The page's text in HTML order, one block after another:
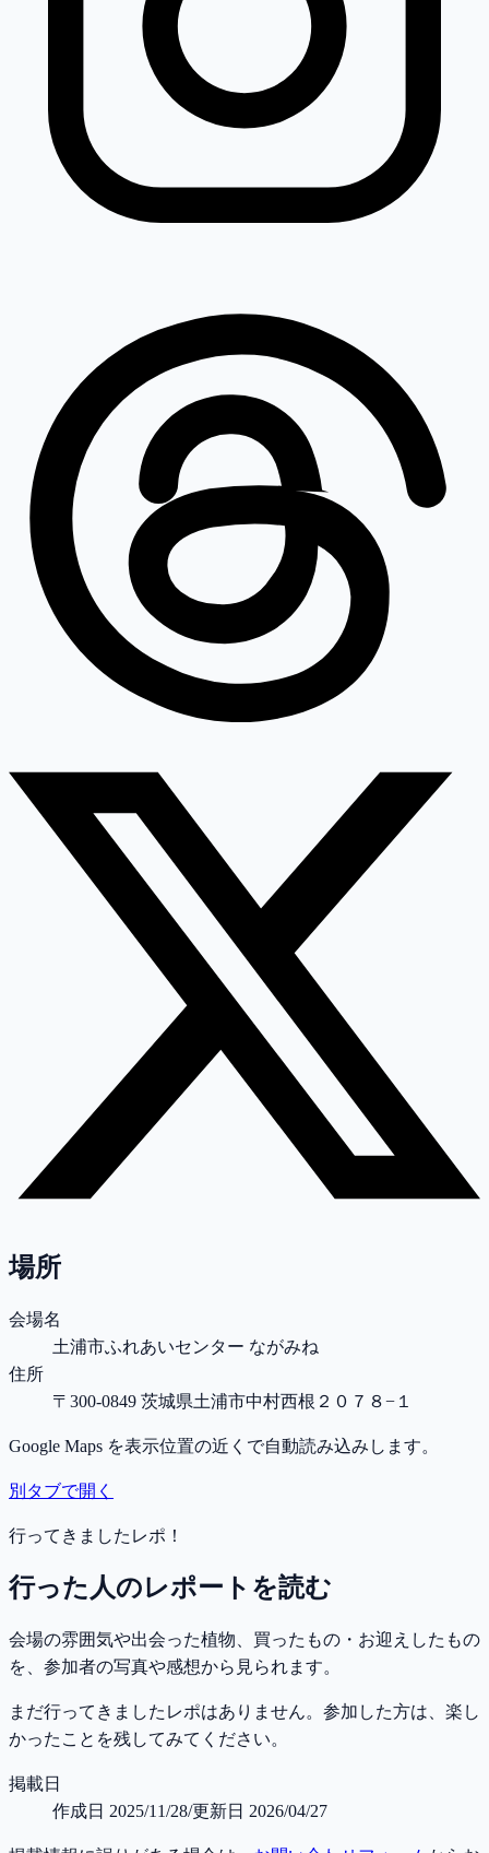
場所
会場名
土浦市ふれあいセンター ながみね
住所
〒300-0849 茨城県土浦市中村西根２０７８−１
Google Maps を表示位置の近くで自動読み込みします。
別タブで開く
行ってきましたレポ！
行った人のレポートを読む
会場の雰囲気や出会った植物、買ったもの・お迎えしたもの
を、参加者の写真や感想から見られます。
まだ行ってきましたレポはありません。参加した方は、楽し
かったことを残してみてください。
掲載日
作成日 2025/11/28/更新日 2026/04/27